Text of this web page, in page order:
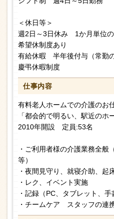
＜休日等＞
週2日～3日休み 1か月単位
希望休制度あり
有給休暇 半年後付与（常勤の
慶弔休暇制度
仕事内容
有料老人ホームでの介護のお
「都会的で明るい、駅近のホ
2010年開設 定員:53名
・ご利用者様の介護業務全般
等）
・夜間見守り、就寝介助、起
・レク、イベント実施
・記録（PC、タブレット、手
・チームケア スタッフの連